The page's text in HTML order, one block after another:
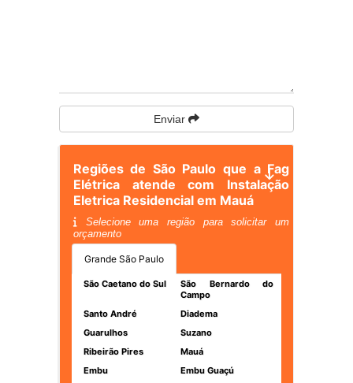
Enviar
Regiões de São Paulo que a Fag
Elétrica atende com Instalação
Eletrica Residencial em Mauá
Selecione uma região para solicitar um
orçamento
Grande São Paulo
São Caetano do Sul
São Bernardo do
Campo
Santo André
Diadema
Guarulhos
Suzano
Ribeirão Pires
Mauá
Embu
Embu Guaçú